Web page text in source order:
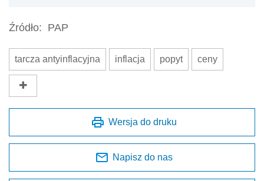
Źródło: PAP
tarcza antyinflacyjna inflacja popyt ceny
Wersja do druku
Napisz do nas